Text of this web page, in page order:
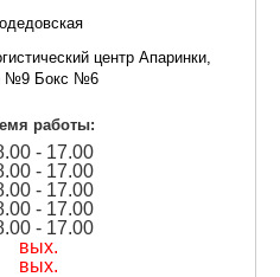
центр Апаринки,
№9 Бокс №6
работы:
- 17.00
- 17.00
- 17.00
- 17.00
- 17.00
вых.
вых.